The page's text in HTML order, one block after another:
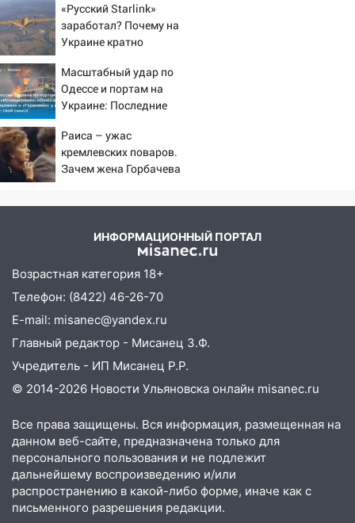
Ульяновске отменили фестиваль «Наше
время»
16:17
Ульяновской области намолотил более
100 тысяч тонн зерна
15:17
Ульяновской области подали более 10
тысяч заявлений
15:04
после шторма: поваленные деревья и
Ураган вырвал остановку на улице
Деева в Заволжье
14:26 Жители Ульяновска сами
пытаются расчистить ливнёвки, не
дождавшись коммунальщиков
14:16 Шторм продолжает ломать город:
светофор
14:14 Студента из Ульяновска обманули
мошенники под видом преподавателя
14:12 Куда жаловаться ульяновцам на
упавшее дерево или затопленную улицу
после непогоды
«Русский Starlink»
заработал? Почему на
Украине кратно
попаданий по объектам
ВСУ
Масштабный удар по
Одессе и портам на
Украине: Последние
ударах России 9 августа
2026 года
Раиса – ужас
кремлевских поваров.
Зачем жена Горбачева
ИНФОРМАЦИОННЫЙ ПОРТАЛ
Возрастная категория 18+
Телефон: (8422) 46-26-70
E-mail: misanec@yandex.ru
Главный редактор - Мисанец З.Ф.
Учредитель - ИП Мисанец Р.Р.
© 2014-2026 Новости Ульяновска онлайн misanec.ru
Все права защищены. Вся информация, размещенная на
данном веб-сайте, предназначена только для
персонального пользования и не подлежит
дальнейшему воспроизведению и/или
распространению в какой-либо форме, иначе как с
письменного разрешения редакции.